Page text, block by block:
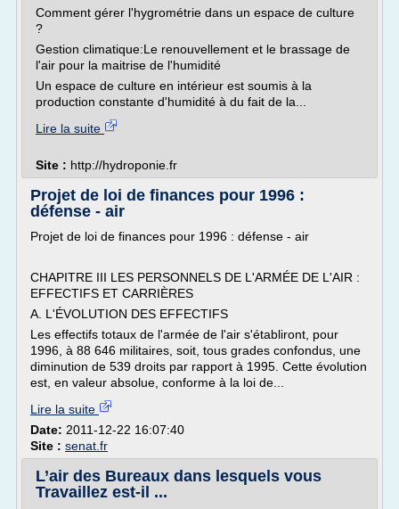
Comment gérer l'hygrométrie dans un espace de culture
?
Gestion climatique:Le renouvellement et le brassage de
l'air pour la maitrise de l'humidité
Un espace de culture en intérieur est soumis à la
production constante d'humidité à du fait de la...
Lire la suite
Site : http://hydroponie.fr
Projet de loi de finances pour 1996 :
défense - air
Projet de loi de finances pour 1996 : défense - air
CHAPITRE III LES PERSONNELS DE L'ARMÉE DE L'AIR :
EFFECTIFS ET CARRIÈRES
A. L'ÉVOLUTION DES EFFECTIFS
Les effectifs totaux de l'armée de l'air s'établiront, pour
1996, à 88 646 militaires, soit, tous grades confondus, une
diminution de 539 droits par rapport à 1995. Cette évolution
est, en valeur absolue, conforme à la loi de...
Lire la suite
Date: 2011-12-22 16:07:40
Site : senat.fr
L’air des Bureaux dans lesquels vous
Travaillez est-il ...